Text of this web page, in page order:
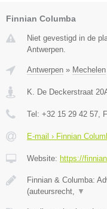
Finnian Columba
Niet gevestigd in de
Antwerpen.
Antwerpen » Mechelen
K. De Deckerstraat
Tel: +32 15 29 42 57 ,
E-mail › Finnian
Website: https://
Finnian & Columba:
(auteursrecht,
▼